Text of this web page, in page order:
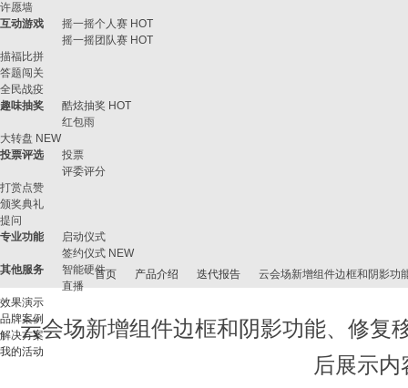
许愿墙
互动游戏
摇一摇个人赛 HOT
摇一摇团队赛 HOT
描福比拼
答题闯关
全民战疫
趣味抽奖
酷炫抽奖 HOT
红包雨
大转盘 NEW
投票评选
投票
评委评分
打赏点赞
颁奖典礼
提问
专业功能
启动仪式
签约仪式 NEW
其他服务
智能硬件
直播
效果演示
品牌案例
解决方案
我的活动
首页 产品介绍 迭代报告 云会场新增组件边框和阴影功
云会场新增组件边框和阴影功能、修复
后展示